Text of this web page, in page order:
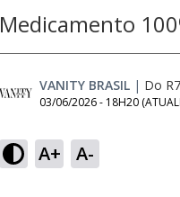
Medicamento
VANITY BRASIL | Do R7
03/06/2026 - 18H20
A+ A-